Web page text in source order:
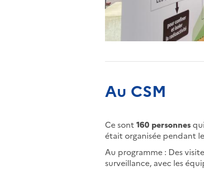
Au CSM
Ce sont 160 personnes
était organisée pendant
Au programme : Des
surveillance, avec les